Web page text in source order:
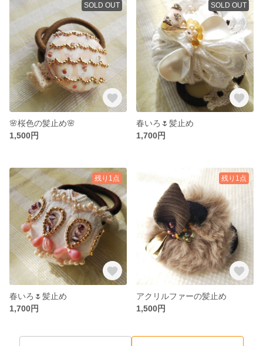
SOLD OUT
🌸桜色の髪止め🌸
1,500円
SOLD OUT
春いろ🌷髪止め
1,700円
残り1点
春いろ🌷髪止め
1,700円
残り1点
アクリルファーの髪止め
1,500円